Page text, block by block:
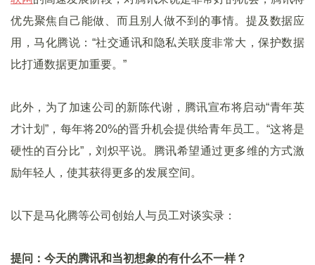
优先聚焦自己能做、而且别人做不到的事情。提及数据应
用，马化腾说：“社交通讯和隐私关联度非常大，保护数据
比打通数据更加重要。”
此外，为了加速公司的新陈代谢，腾讯宣布将启动“青年英
才计划”，每年将20%的晋升机会提供给青年员工。“这将是
硬性的百分比”，刘炽平说。腾讯希望通过更多维的方式激
励年轻人，使其获得更多的发展空间。
以下是马化腾等公司创始人与员工对谈实录：
提问：今天的腾讯和当初想象的有什么不一样？